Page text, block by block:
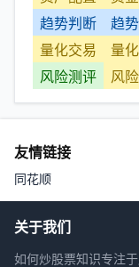
趋势判断
趋
量化交易
量
风险测评
风
友情链接
同花顺
关于我们
如何炒股票知识专注